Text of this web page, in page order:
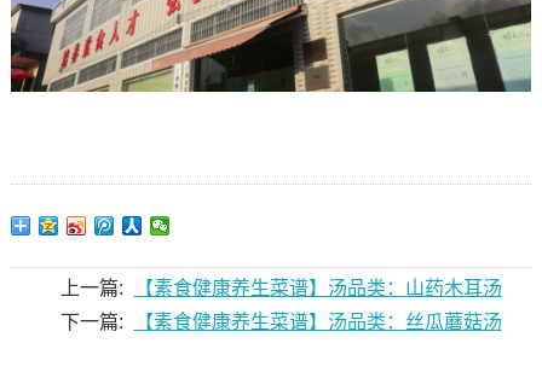
上一篇:
【素食健康养生菜谱】汤品类：山药木耳汤
下一篇:
【素食健康养生菜谱】汤品类：丝瓜蘑菇汤